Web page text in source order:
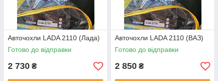
Авточохли LADA 2110 (Лада)
Готово до відправки
2 730 ₴
Авточохли LADA 2110 (ВАЗ)
Готово до відправки
2 850 ₴